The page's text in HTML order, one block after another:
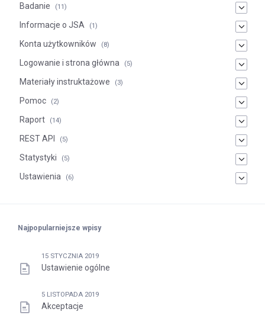
Badanie (11)
Informacje o JSA (1)
Konta użytkowników (8)
Logowanie i strona główna (5)
Materiały instruktażowe (3)
Pomoc (2)
Raport (14)
REST API (5)
Statystyki (5)
Ustawienia (6)
Najpopularniejsze wpisy
15 STYCZNIA 2019
Ustawienie ogólne
5 LISTOPADA 2019
Akceptacje